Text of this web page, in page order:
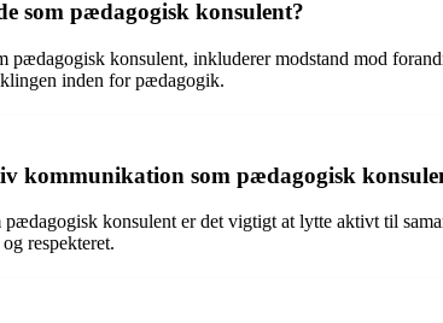
som pædagogisk konsulent?
pædagogisk konsulent, inkluderer modstand mod
inden for pædagogik.
kommunikation som pædagogisk
konsulent er det vigtigt at lytte aktivt til
respekteret.